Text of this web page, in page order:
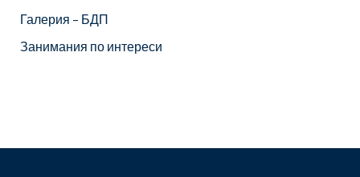
Галерия – БДП
Занимания по интереси